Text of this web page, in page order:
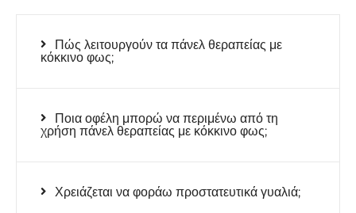
Πώς λειτουργούν τα πάνελ θεραπείας με
κόκκινο φως;
Ποια οφέλη μπορώ να περιμένω από τη
χρήση πάνελ θεραπείας με κόκκινο φως;
Χρειάζεται να φοράω προστατευτικά γυαλιά;